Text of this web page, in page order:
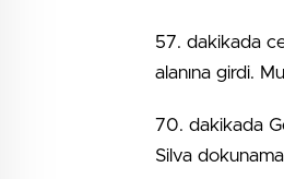
57. dakikada
alanına girdi.
70. dakikada
Silva